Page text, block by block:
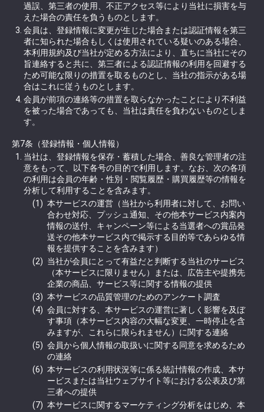
過誤、第三者の使用、不正アクセス等により当社に損害を与
えた場合の責任を負うものとします。
会員は、登録情報に変更が生じた場合または認証情報を第三
者に知られた場合もしくは使用されている疑いのある場合、
本利用規約及び当社が定める方法により、直ちに当社にその
旨連絡すると共に、第三者による認証情報の利用を回避する
ため可能な限りの措置を取るものとし、当社の指示がある場
合はこれに従うものとします。
会員が前項の連絡等の措置を取らなかったことにより不利益
を被った場合であっても、当社は責任を負わないものとしま
す。
第7条（登録情報・個人情報）
当社は、登録情報を保存・蓄積した場合、善良な管理者の注
意をもって、以下各号の目的で利用します。なお、次の各項
の利用は会員の年齢・性別・閲覧履歴・購買履歴等の情報を
分析して利用することを含みます。
本サービスの運営（当社から利用者に対して、お問い
合わせ対応、プッシュ通知、その他本サービス内案内
情報の送付、キャンペーン等による当選者への賞品発
送その他本サービス内で掲示する目的等であらゆる情
報を提供することを含みます）
当社が会員にとって有益だと判断する当社のサービス
（本サービスに限りません）または、広告主や提携先
企業の商品、サービス等に関する情報の提供
本サービスの品質管理のためのアンケート調査
会員に対する、本サービスの運営に著しく影響を及ぼ
す事項（本サービス内容の大幅な変更、一時停止を含
みますが、これらに限られません）に関する連絡
会員から個人情報の取扱いに関する同意を求めるため
の連絡
本サービスの利用状況等に係る統計情報の作成、本サ
ービスまたは当社ウェブサイト等における公表及び第
三者への提供
本サービスに関するマーケティング分析をはじめ、本